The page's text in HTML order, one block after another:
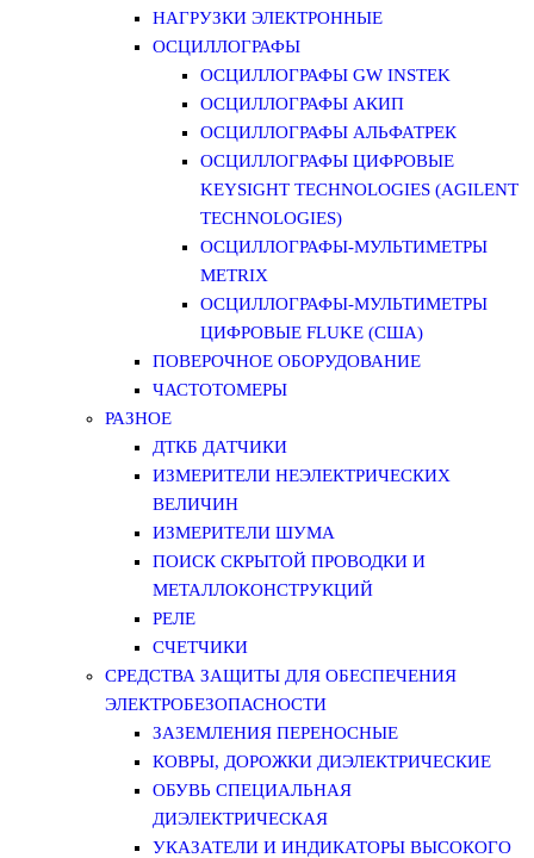
НАГРУЗКИ ЭЛЕКТРОННЫЕ
ОСЦИЛЛОГРАФЫ
ОСЦИЛЛОГРАФЫ GW INSTEK
ОСЦИЛЛОГРАФЫ АКИП
ОСЦИЛЛОГРАФЫ АЛЬФАТРЕК
ОСЦИЛЛОГРАФЫ ЦИФРОВЫЕ
KEYSIGHT TECHNOLOGIES (AGILENT
TECHNOLOGIES)
ОСЦИЛЛОГРАФЫ-МУЛЬТИМЕТРЫ
METRIX
ОСЦИЛЛОГРАФЫ-МУЛЬТИМЕТРЫ
ЦИФРОВЫЕ FLUKE (США)
ПОВЕРОЧНОЕ ОБОРУДОВАНИЕ
ЧАСТОТОМЕРЫ
РАЗНОЕ
ДТКБ ДАТЧИКИ
ИЗМЕРИТЕЛИ НЕЭЛЕКТРИЧЕСКИХ
ВЕЛИЧИН
ИЗМЕРИТЕЛИ ШУМА
ПОИСК СКРЫТОЙ ПРОВОДКИ И
МЕТАЛЛОКОНСТРУКЦИЙ
РЕЛЕ
СЧЕТЧИКИ
СРЕДСТВА ЗАЩИТЫ ДЛЯ ОБЕСПЕЧЕНИЯ
ЭЛЕКТРОБЕЗОПАСНОСТИ
ЗАЗЕМЛЕНИЯ ПЕРЕНОСНЫЕ
КОВРЫ, ДОРОЖКИ ДИЭЛЕКТРИЧЕСКИЕ
ОБУВЬ СПЕЦИАЛЬНАЯ
ДИЭЛЕКТРИЧЕСКАЯ
УКАЗАТЕЛИ И ИНДИКАТОРЫ ВЫСОКОГО